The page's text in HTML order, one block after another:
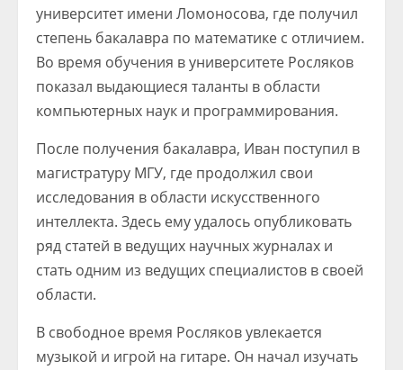
университет имени Ломоносова, где получил
степень бакалавра по математике с отличием.
Во время обучения в университете Росляков
показал выдающиеся таланты в области
компьютерных наук и программирования.
После получения бакалавра, Иван поступил в
магистратуру МГУ, где продолжил свои
исследования в области искусственного
интеллекта. Здесь ему удалось опубликовать
ряд статей в ведущих научных журналах и
стать одним из ведущих специалистов в своей
области.
В свободное время Росляков увлекается
музыкой и игрой на гитаре. Он начал изучать